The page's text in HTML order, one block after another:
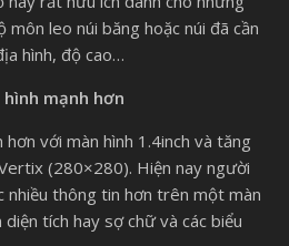
môn leo núi băng hoặc núi đã cần
hình, độ cao…
hình mạnh hơn
với màn hình 1.4inch và tăng
(280×280). Hiện nay người
nhiều thông tin hơn trên một màn
tích hay sợ chữ và các biểu